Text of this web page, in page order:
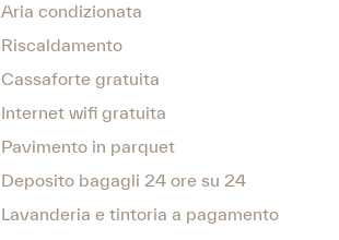
Aria condizionata
Riscaldamento
Cassaforte gratuita
Internet wifi gratuita
Pavimento in parquet
Deposito bagagli 24 ore su 24
Lavanderia e tintoria a pagamento